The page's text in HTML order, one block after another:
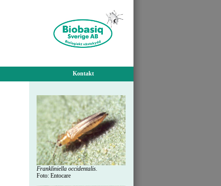
Kontakt
Frankliniella occidentalis.
Foto: Entocare